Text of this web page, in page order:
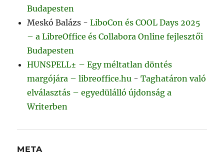
Budapesten
Meskó Balázs -LiboCon és COOL Days 2025
– a LibreOffice és Collabora Online fejlesztői
Budapesten
HUNSPELL± – Egy méltatlan döntés
margójára – libreoffice.hu -Taghatáron való
elválasztás – egyedülálló újdonság a
Writerben
META